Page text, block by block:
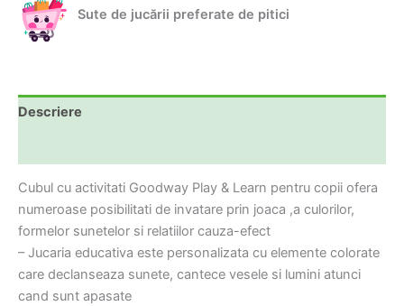
Sute de jucării preferate de pitici
Descriere
Cubul cu activitati Goodway Play & Learn pentru copii ofera
numeroase posibilitati de invatare prin joaca ,a culorilor,
formelor sunetelor si relatiilor cauza-efect
– Jucaria educativa este personalizata cu elemente colorate
care declanseaza sunete, cantece vesele si lumini atunci
cand sunt apasate